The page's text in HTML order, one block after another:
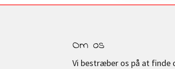
Om os
Vi bestræber os på at finde